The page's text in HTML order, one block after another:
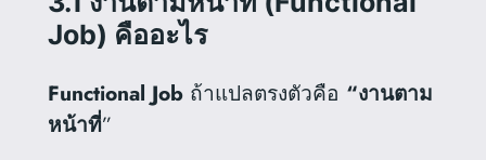
Job) คืออะไร
Functional Jobถ้าแปลตรงตัวคือ “งานตาม
หน้าที่”